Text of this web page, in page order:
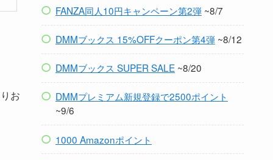
お
FANZA同人10円キャンペーン第2弾~8/7
DMMブックス 15%OFFクーポン第4弾~8/12
DMMブックス SUPER SALE~8/20
DMMプレミアム新規登録で2500ポイント
~9/6
1000 Amazonポイント